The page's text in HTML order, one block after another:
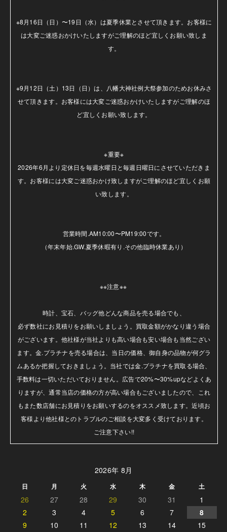
※8月16日（日）〜19日（水）は夏季休業とさせて頂きます。お客様に
は大変ご迷惑おかけいたしますがご理解のほど宜しくお願い致しま
す。
※9月12日（土）13日（日）は、八幡大神社例大祭参加のためお休みさ
せて頂きます。お客様には大変ご迷惑おかけいたしますがご理解のほ
ど宜しくお願い致します。
※重要※
2026年6月より定休日を毎週水曜日と毎週日曜日にさせていただきま
す。お客様には大変ご迷惑おかけ致しますがご理解のほど宜しくお願
い致します。
営業時間.AM10:00〜PM19:00です。
（年末年始.GW.夏季休暇有り.その他臨時休業あり）
※※注意※※
時計、宝石、バッグ他どんな商品を売る場合でも、
必ず数社にお見積りをお願いしましょう。買取金額がかなり違う場合
がございます。他社様が当社よりも高い場合も安い場合も当然ござい
ます。金.プラチナを売る場合は、当日の価格、御自身の品物が何グラ
ムあるか把握しておきましょう。当社では金.プラチナを買取る場合、
手数料は一切いただいておりません。広告で20%〜30%upなどよくあ
りますが、通常当店の価格の方が高い場合もございましたので、これ
もまた数店舗にお見積りをお願いするのをオススメ致します。近頃お
客様より他社様とのトラブルのご相談を大変多く受けております。
ご注意下さい!!
2026年 8月
日 月 火 水 木 金 土
26 27 28 29 30 31
1
2
3 4 5 6 7
8
9
10 11 12 13 14
15